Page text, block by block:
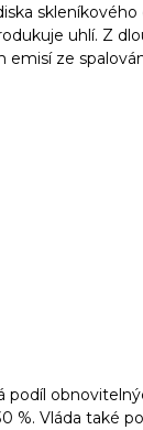
uhlí. Z
emisí ze
podíl
%. Vláda také